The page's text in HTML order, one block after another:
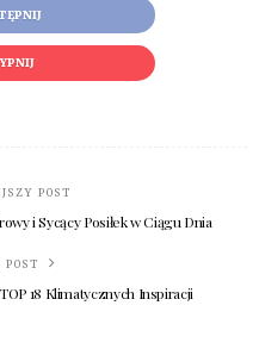
POST
i Sycący Posiłek w Ciągu Dnia
18 Klimatycznych Inspiracji